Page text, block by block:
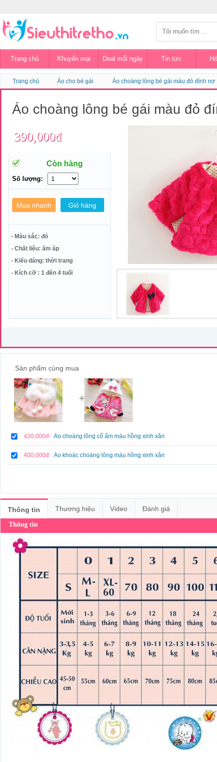
Trang chủ Khuyến mại Deal mỗi ngày Tin tức
Trang chủ Áo cho bé gái Áo choàng lông bé gái màu đỏ đính nơ
Áo choàng lông bé gái màu đỏ
390,000đ
Còn hàng
Số lượng:
- Màu sắc: đỏ
- Chất liệu: ấm áp
- Kiểu dáng: thời trang
- Kích cỡ : 1 đến 4 tuổi
Sản phẩm cùng mua
430,000đ Áo choàng lông cổ ấm màu hồng xinh xắn
400,000đ Áo khoác choàng lông màu hồng xinh xắn
Thông tin Thương hiệu Video Đánh giá
Thông tin